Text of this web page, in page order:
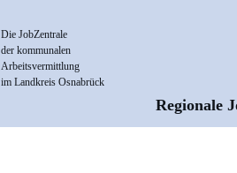
Die JobZentrale
der kommunalen
Arbeitsvermittlung
im Landkreis Osnabrück
Regionale